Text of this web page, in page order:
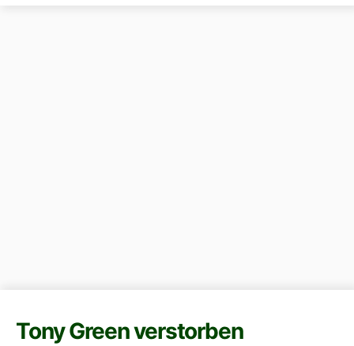
Tony Green verstorben